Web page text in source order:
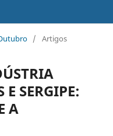
/ Artigos
SERGIPE:
A